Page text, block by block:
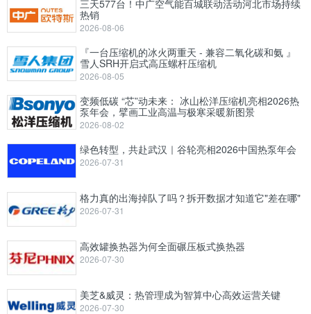
三天577台！中广空气能百城联动活动河北市场持续
热销
2026-08-06
『一台压缩机的冰火两重天 - 兼容二氧化碳和氨 』
雪人SRH开启式高压螺杆压缩机
2026-08-05
变频低碳 “芯”动未来： 冰山松洋压缩机亮相2026热
泵年会，擘画工业高温与极寒采暖新图景
2026-08-02
绿色转型，共赴武汉｜谷轮亮相2026中国热泵年会
2026-07-31
格力真的出海掉队了吗？拆开数据才知道它"差在哪"
2026-07-31
高效罐换热器为何全面碾压板式换热器
2026-07-30
美芝&威灵：热管理成为智算中心高效运营关键
2026-07-30